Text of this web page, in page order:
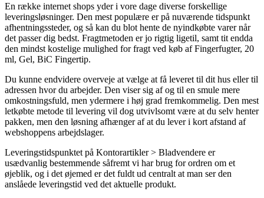
En række internet shops yder i vore dage diverse forskellige
leveringsløsninger. Den mest populære er på nuværende tidspunkt
afhentningssteder, og så kan du blot hente de nyindkøbte varer når
det passer dig bedst. Fragtmetoden er jo rigtig ligetil, samt tit endda
den mindst kostelige mulighed for fragt ved køb af Fingerfugter, 20
ml, Gel, BiC Fingertip.
Du kunne endvidere overveje at vælge at få leveret til dit hus eller til
adressen hvor du arbejder. Den viser sig af og til en smule mere
omkostningsfuld, men ydermere i høj grad fremkommelig. Den mest
letkøbte metode til levering vil dog utvivlsomt være at du selv henter
pakken, men den løsning afhænger af at du lever i kort afstand af
webshoppens arbejdslager.
Leveringstidspunktet på Kontorartikler > Bladvendere er
usædvanlig bestemmende såfremt vi har brug for ordren om et
øjeblik, og i det øjemed er det fuldt ud centralt at man ser den
anslåede leveringstid ved det aktuelle produkt.